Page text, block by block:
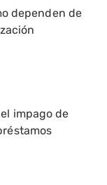
dependen de
impago de